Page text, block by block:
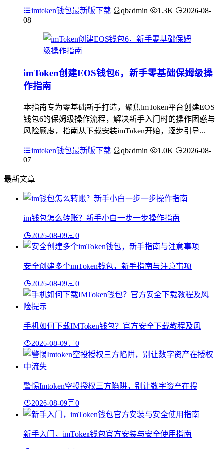
imtoken钱包最新版下载 qbadmin 1.3K
2026-08-
08
imToken创建EOS钱包6，新手零基础保姆级操
作指南
本指南专为零基础新手打造，聚焦imToken平台创建EOS
钱包6的保姆级操作流程，解决新手入门时的操作困惑与
风险顾虑，指南从下载安装imToken开始，逐步引导...
imtoken钱包最新版下载 qbadmin 1.0K
2026-08-
07
最新文章
im钱包怎么转账？新手小白一步一步操作指南
2026-08-09 0
安全创建多个imToken钱包，新手指南与注意事项
2026-08-09 0
手机如何下载IMToken钱包？官方安全下载教程及风
2026-08-09 0
警惕Imtoken空投授权三方陷阱，别让数字资产在授
2026-08-09 0
新手入门，imToken钱包官方安装与安全使用指南